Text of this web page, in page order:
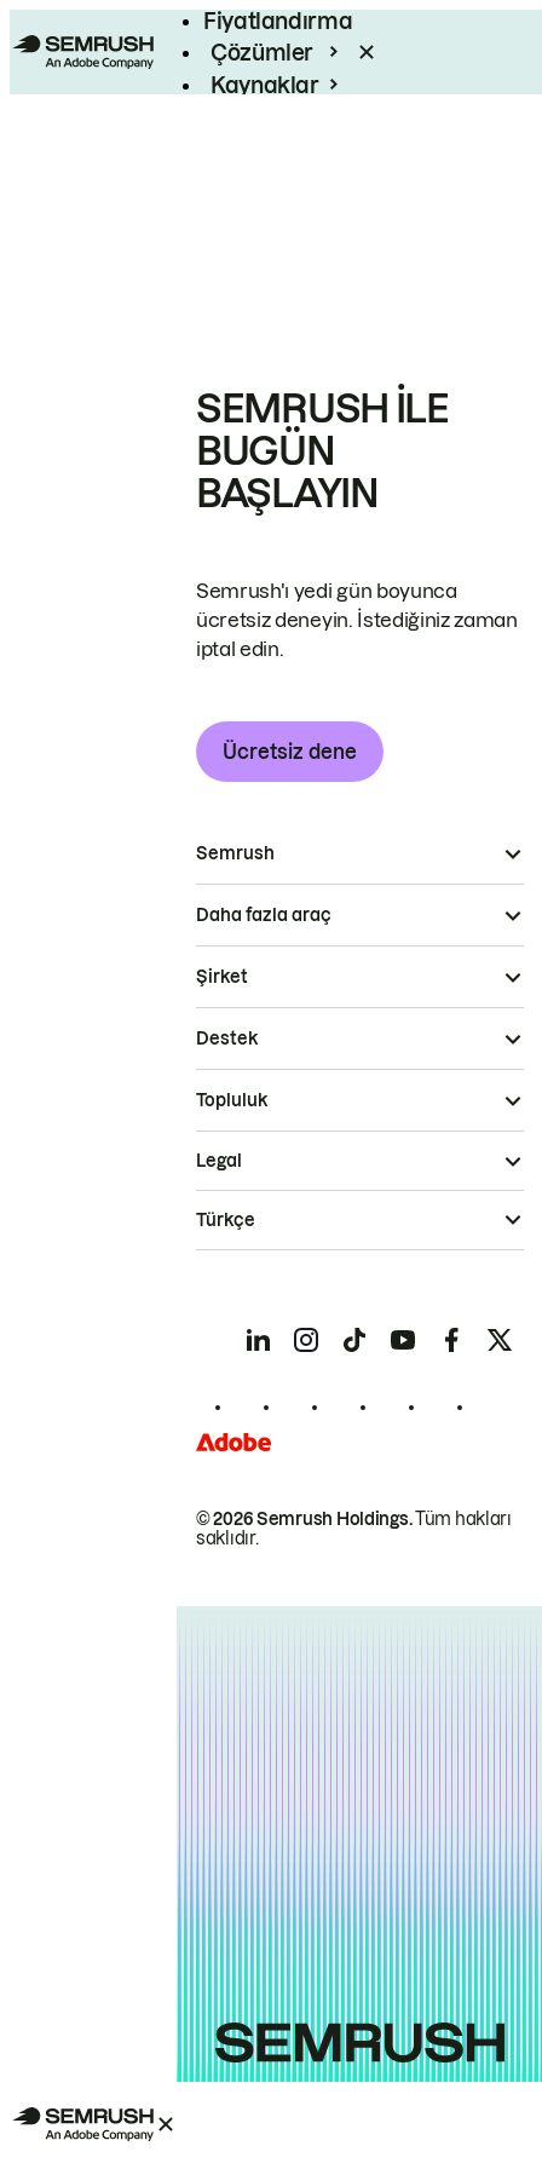
Fiyatlandırma
Çözümler
Kaynaklar
SEMRUSH ILE
BUGÜN
BAŞLAYIN
Semrush'ı yedi gün boyunca
ücretsiz deneyin. İstediğiniz zaman
iptal edin.
Ücretsiz dene
Semrush
Daha fazla araç
Şirket
Destek
Topluluk
© 2026 Semrush Holdings.Tüm hakları
saklıdır.
Legal
Türkçe